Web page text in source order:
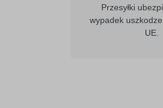
Przesyłki
wypadek
UE.